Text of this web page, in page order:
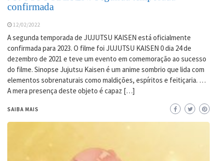
confirmada
12/02/2022
A segunda temporada de JUJUTSU KAISEN está oficialmente
confirmada para 2023. O filme foi JUJUTSU KAISEN 0 dia 24 de
dezembro de 2021 e teve um evento em comemoração ao sucesso
do filme. Sinopse Jujutsu Kaisen é um anime sombrio que lida com
elementos sobrenaturais como maldições, espíritos e feitiçaria. …
A mera presença deste objeto é capaz […]
SAIBA MAIS